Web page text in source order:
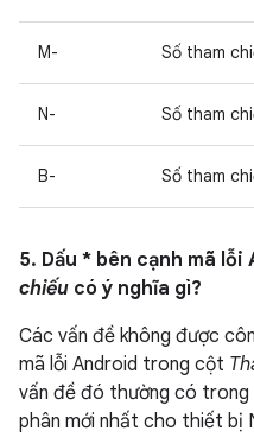
M- Số tham
N- Số tham
B- Số tham
5. Dấu * bên cạnh mã
chiếu có ý nghĩa gì?
Các vấn đề không được
mã lỗi Android trong cột
vấn đề đó thường có trong
phân mới nhất cho thiết bị